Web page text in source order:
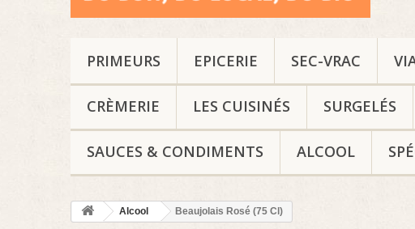
PRIMEURS EPICERIE SEC-VRAC
CRÈMERIE LES CUISINÉS SURGELÉS
SAUCES & CONDIMENTS ALCOOL
Alcool Beaujolais Rosé (75 Cl)